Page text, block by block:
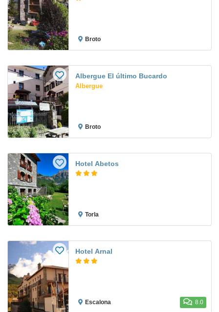
Broto
Albergue El último Bucardo
Albergue
Broto
Hotel Abetos
Torla
Hotel Arnal
Escalona 8.0